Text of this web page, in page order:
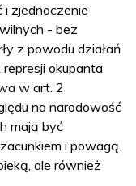
i zjednoczenie
- bez
z powodu działań
okupanta
w art. 2
na narodowość
mają być
i powagą.
ale również